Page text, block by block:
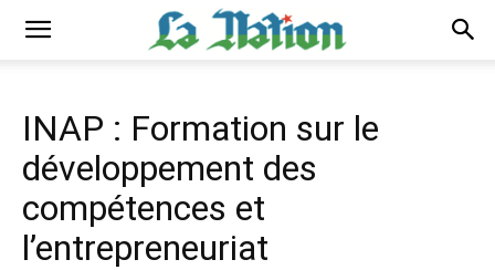
INAP : Formation sur le
développement des
compétences et
l’entrepreneuriat